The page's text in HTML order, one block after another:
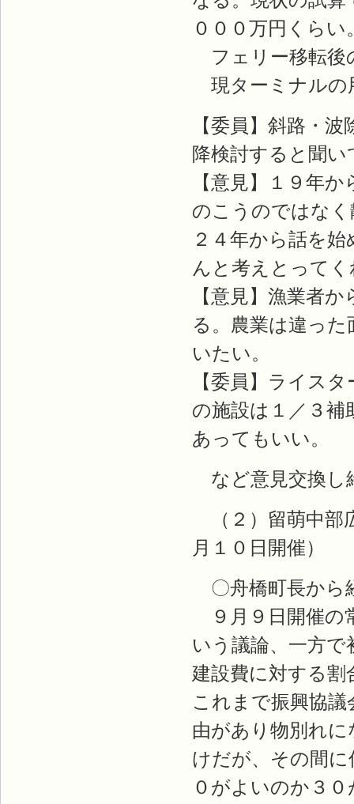
０００万円くら
フェリー移転後
現ターミナルの
【委員】斜路・
降検討すると聞い
【意見】１９年
のこうのではな
２４年から話を
んと考えとって
【意見】漁業者
る。農業は違っ
いたい。
【委員】ライス
の施設は１／３
あってもいい。
など意見交換し
（２）留萌中部
月１０日開催）
〇舟橋町長から
９月９日開催の
いう議論、一方
建設費に対する
これまで振興協
由があり物別れ
けだが、その間
０がよいのか３